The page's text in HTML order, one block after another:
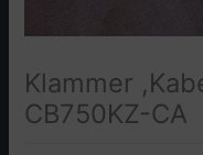
Klammer
CB750KZ-CA